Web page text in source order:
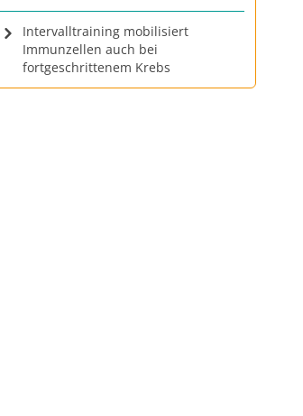
Intervalltraining mobilisiert
Immunzellen auch bei
fortgeschrittenem Krebs